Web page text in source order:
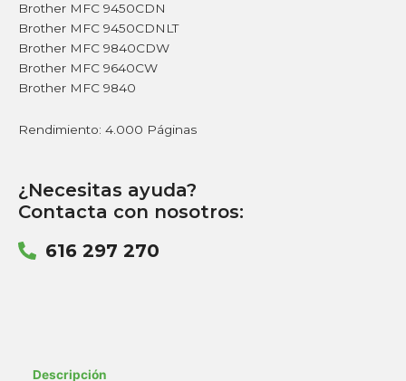
Brother MFC 9450CDN
Brother MFC 9450CDNLT
Brother MFC 9840CDW
Brother MFC 9640CW
Brother MFC 9840
Rendimiento: 4.000 Páginas
¿Necesitas ayuda?
Contacta con nosotros:
616 297 270
Descripción